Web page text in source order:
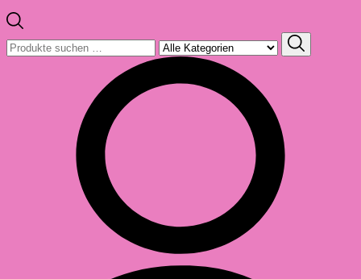
Suchen
nach: